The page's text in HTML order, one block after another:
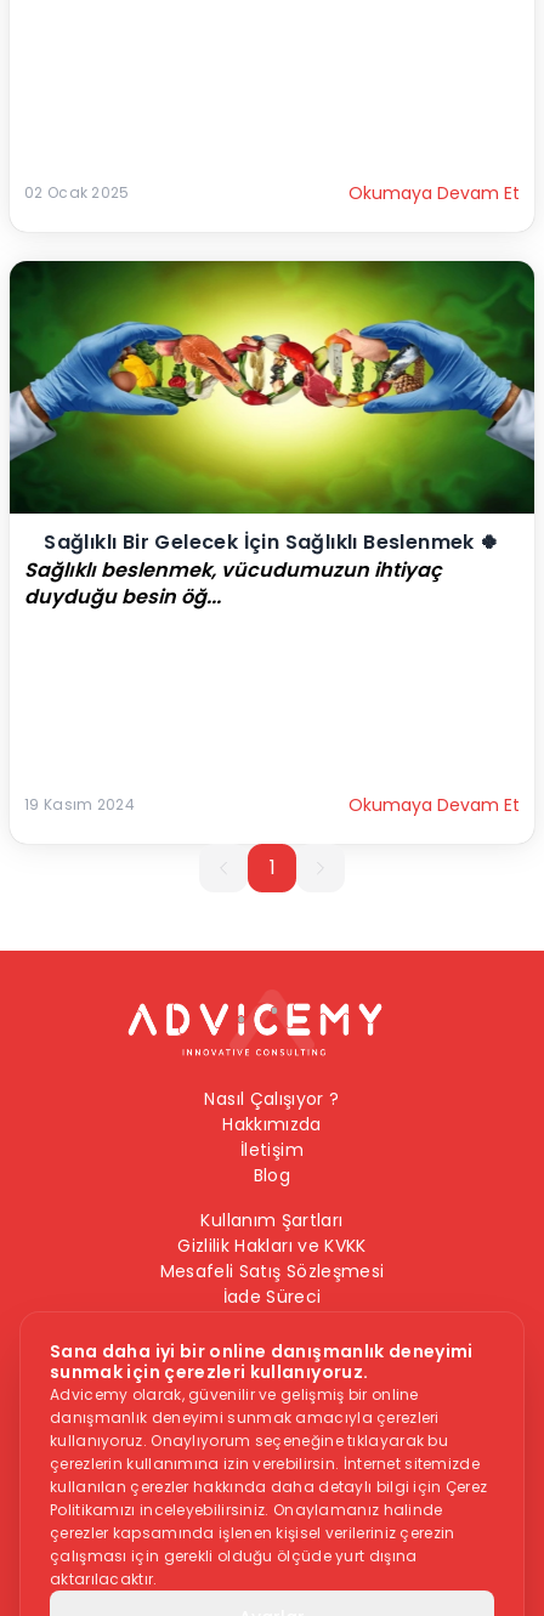
02 Ocak 2025 Okumaya Devam Et
Sağlıklı Bir Gelecek İçin Sağlıklı Beslenmek 🍀
Sağlıklı beslenmek, vücudumuzun ihtiyaç
duyduğu besin öğ...
19 Kasım 2024 Okumaya Devam Et
11
Sana daha iyi bir online danışmanlık deneyimi
sunmak için çerezleri kullanıyoruz.
Advicemy olarak, güvenilir ve gelişmiş bir online
danışmanlık deneyimi sunmak amacıyla çerezleri
kullanıyoruz. Onaylıyorum seçeneğine tıklayarak bu
çerezlerin kullanımına izin verebilirsin. İnternet sitemizde
kullanılan çerezler hakkında daha detaylı bilgi için Çerez
Politikamızı inceleyebilirsiniz. Onaylamanız halinde
çerezler kapsamında işlenen kişisel verileriniz çerezin
çalışması için gerekli olduğu ölçüde yurt dışına
aktarılacaktır.
Nasıl Çalışıyor ?
Hakkımızda
İletişim
Blog
Kullanım Şartları
Gizlilik Hakları ve KVKK
Mesafeli Satış Sözleşmesi
İade Süreci
Bilgi Güvenliği Politikası
Bizi Takip Edin
Dikkat -Online danışmanlık hizmeti, herkese uygun bir hizmet
değildir. İntihar veya kendine zarar vermek gibi düşüncelere